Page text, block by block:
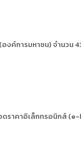
การมหาชน) จำนวน 43
ดราคาอิเล็กทรอนิกส์